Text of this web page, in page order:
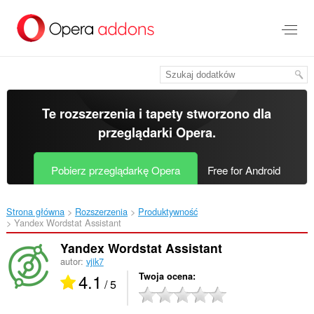
treści
Te rozszerzenia i tapety stworzono dla
przeglądarki Opera.
Pobierz przeglądarkę Opera Free for Android
Strona główna Rozszerzenia
Produktywność
Yandex Wordstat Assistant‎
Yandex Wordstat Assistant
autor: vjik7
4.1 / 5 Twoja ocena